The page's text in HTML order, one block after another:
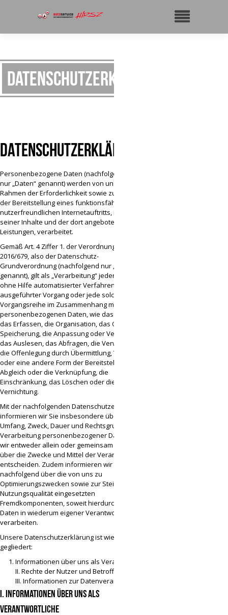
Datenschutzerklärung
Datenschutzerklärung
Personenbezogene Daten (nachfolgend zumeist
nur „Daten“ genannt) werden von uns nur im
Rahmen der Erforderlichkeit sowie zum Zwecke
der Bereitstellung eines funktionsfähigen und
nutzerfreundlichen Internetauftritts, inklusive
seiner Inhalte und der dort angebotenen
Leistungen, verarbeitet.
Gemäß Art. 4 Ziffer 1. der Verordnung (EU)
2016/679, also der Datenschutz-
Grundverordnung (nachfolgend nur „DSGVO“
genannt), gilt als „Verarbeitung“ jeder mit oder
ohne Hilfe automatisierter Verfahren
ausgeführter Vorgang oder jede solche
Vorgangsreihe im Zusammenhang mit
personenbezogenen Daten, wie das Erheben,
das Erfassen, die Organisation, das Ordnen, die
Speicherung, die Anpassung oder Veränderung,
das Auslesen, das Abfragen, die Verwendung,
die Offenlegung durch Übermittlung, Verbreitung
oder eine andere Form der Bereitstellung, den
Abgleich oder die Verknüpfung, die
Einschränkung, das Löschen oder die
Vernichtung.
Mit der nachfolgenden Datenschutzerklärung
informieren wir Sie insbesondere über Art,
Umfang, Zweck, Dauer und Rechtsgrundlage der
Verarbeitung personenbezogener Daten, soweit
wir entweder allein oder gemeinsam mit anderen
über die Zwecke und Mittel der Verarbeitung
entscheiden. Zudem informieren wir Sie
nachfolgend über die von uns zu
Optimierungszwecken sowie zur Steigerung der
Nutzungsqualität eingesetzten
Fremdkomponenten, soweit hierdurch Dritte
Daten in wiederum eigener Verantwortung
verarbeiten.
Unsere Datenschutzerklärung ist wie folgt
gegliedert:
Informationen über uns als Verantwortliche
II. Rechte der Nutzer und Betroffenen
III. Informationen zur Datenverarbeitung
I. Informationen über uns als
Verantwortliche